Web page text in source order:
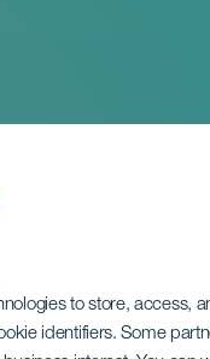
to store, access,
identifiers. Some